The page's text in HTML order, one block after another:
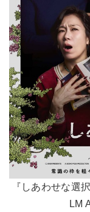
『しあわせな選
LM